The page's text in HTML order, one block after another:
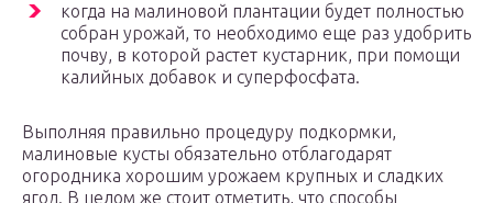
когда на малиновой плантации будет полностью
собран урожай, то необходимо еще раз удобрить
почву, в которой растет кустарник, при помощи
калийных добавок и суперфосфата.
Выполняя правильно процедуру подкормки,
малиновые кусты обязательно отблагодарят
огородника хорошим урожаем крупных и сладких
ягод. В целом же стоит отметить, что способы